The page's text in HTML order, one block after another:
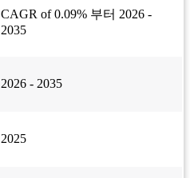
CAGR of 0.09% 부터 2026 -
2035
2026 - 2035
2025